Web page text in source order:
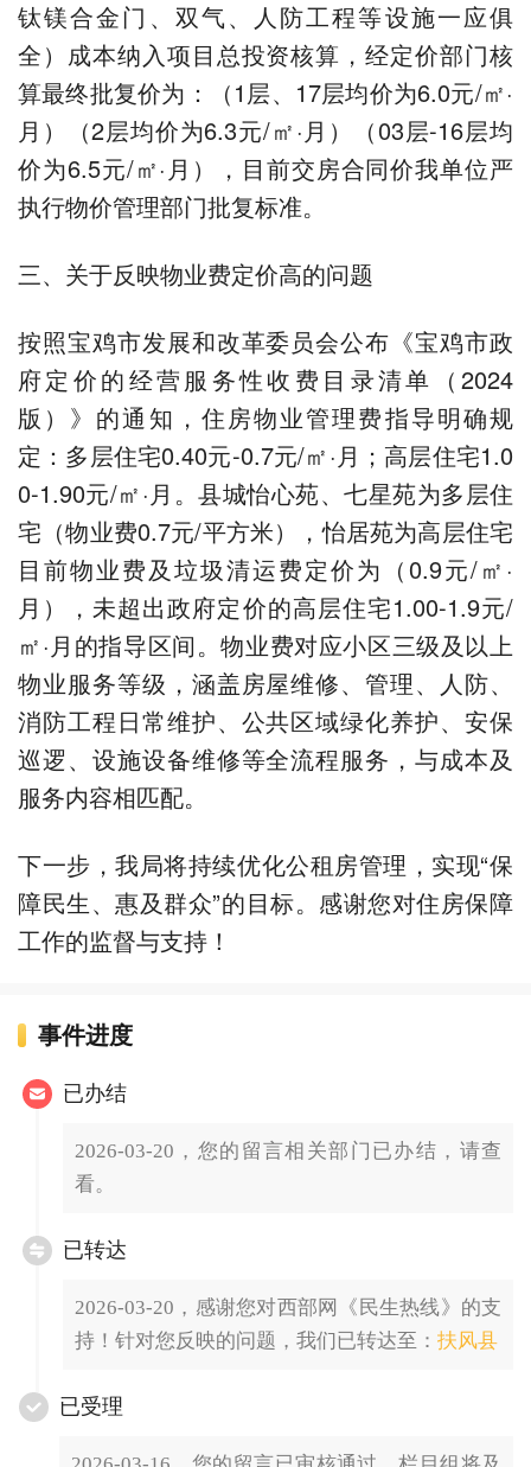
钛镁合金门、双气、人防工程等设施一应俱
全）成本纳入项目总投资核算，经定价部门核
算最终批复价为：（1层、17层均价为6.0元/㎡·
月）（2层均价为6.3元/㎡·月）（03层-16层均
价为6.5元/㎡·月），目前交房合同价我单位严
执行物价管理部门批复标准。
三、关于反映物业费定价高的问题
按照宝鸡市发展和改革委员会公布《宝鸡市政
府定价的经营服务性收费目录清单（2024
版）》的通知，住房物业管理费指导明确规
定：多层住宅0.40元-0.7元/㎡·月；高层住宅1.0
0-1.90元/㎡·月。县城怡心苑、七星苑为多层住
宅（物业费0.7元/平方米），怡居苑为高层住宅
目前物业费及垃圾清运费定价为（0.9元/㎡·
月），未超出政府定价的高层住宅1.00-1.9元/
㎡·月的指导区间。物业费对应小区三级及以上
物业服务等级，涵盖房屋维修、管理、人防、
消防工程日常维护、公共区域绿化养护、安保
巡逻、设施设备维修等全流程服务，与成本及
服务内容相匹配。
下一步，我局将持续优化公租房管理，实现“保
障民生、惠及群众”的目标。感谢您对住房保障
工作的监督与支持！
事件进度
已办结
2026-03-20，您的留言相关部门已办结，请查
看。
已转达
2026-03-20，感谢您对西部网《民生热线》的支
持！针对您反映的问题，我们已转达至： 扶风县
已受理